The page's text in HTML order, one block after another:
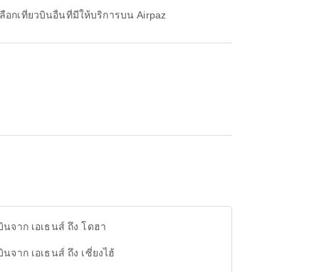
อกเที่ยวบินอื่นที่มีให้บริการบน Airpaz
นจาก เอเธนส์ ถึง โดฮา
นจาก เอเธนส์ ถึง เซี่ยงไฮ้